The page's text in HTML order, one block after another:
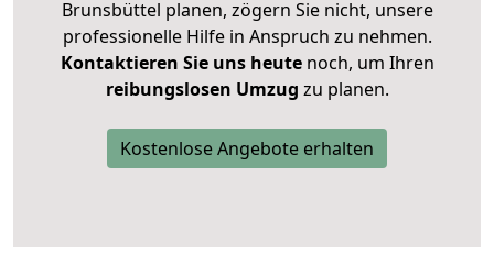
Brunsbüttel planen, zögern Sie nicht, unsere
professionelle Hilfe in Anspruch zu nehmen.
Kontaktieren Sie uns heutenoch, um Ihren
reibungslosen Umzug zu planen.
Kostenlose Angebote erhalten